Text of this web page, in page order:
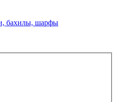
бахилы, шарфы